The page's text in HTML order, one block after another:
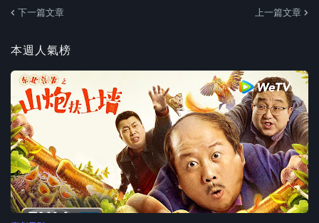
下一篇文章 上一篇文章
本週人氣榜